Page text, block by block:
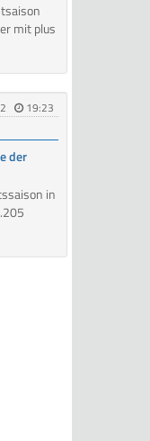
mit plus
19:23
der
in